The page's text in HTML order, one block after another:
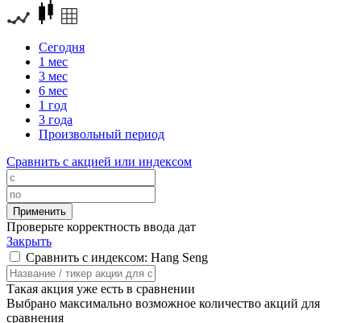
Сегодня
1 мес
3 мес
6 мес
1 год
3 года
Произвольный период
Сравнить с акцией или индексом
Проверьте корректность ввода дат
Закрыть
Сравнить с индексом: Hang Seng
Такая акция уже есть в сравнении
Выбрано максимально возможное количество акций для
сравнения